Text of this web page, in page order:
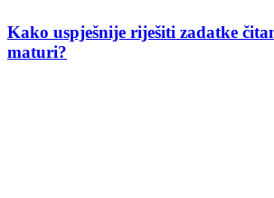
Kako uspješnije riješiti zadatke
maturi?